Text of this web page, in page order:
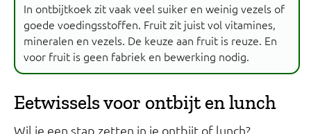
In ontbijtkoek zit vaak veel suiker en weinig vezels of
goede voedingsstoffen. Fruit zit juist vol vitamines,
mineralen en vezels. De keuze aan fruit is reuze. En
voor fruit is geen fabriek en bewerking nodig.
Eetwissels voor ontbijt en lunch
Wil je een stap zetten in je ontbijt of lunch?